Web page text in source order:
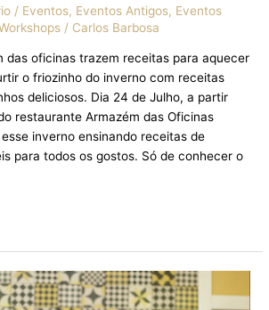
/ Eventos, Eventos Antigos, Eventos
/ Carlos Barbosa
das oficinas trazem receitas para aquecer
o friozinho do inverno com receitas
deliciosos. Dia 24 de Julho, a partir
restaurante Armazém das Oficinas
inverno ensinando receitas de
para todos os gostos. Só de conhecer o